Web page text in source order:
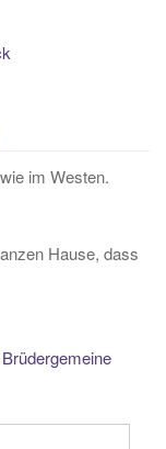
im Westen.
Hause, dass